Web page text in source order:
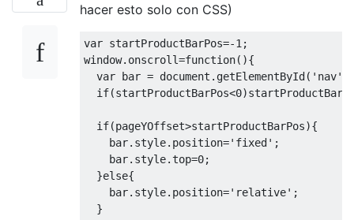
hacer esto solo con CSS)
var startProductBarPos=-1 ;
window. onscroll=function(){
var bar = document . getElementById( 'nav'
if(startProductBarPos<0)
if(pageYOffset>startProductBarPos){
    bar
. style. position='fixed' ;
    bar
. style.top=0;
}else{
    bar
. style. position='relative' ;
}